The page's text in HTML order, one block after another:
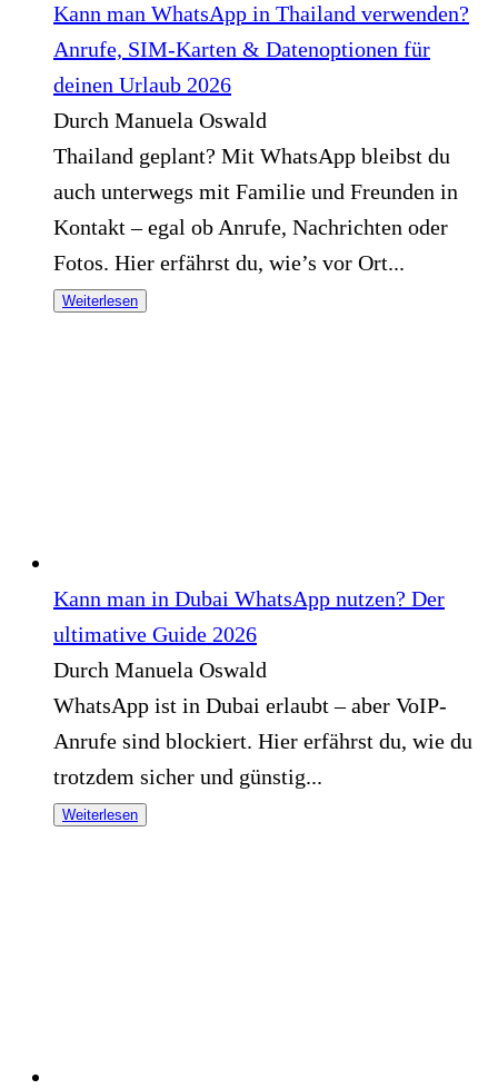
Kann man WhatsApp in Thailand verwenden?
Anrufe, SIM-Karten & Datenoptionen für
deinen Urlaub 2026
Durch Manuela Oswald
Thailand geplant? Mit WhatsApp bleibst du
auch unterwegs mit Familie und Freunden in
Kontakt – egal ob Anrufe, Nachrichten oder
Fotos. Hier erfährst du, wie’s vor Ort...
Weiterlesen
Kann man in Dubai WhatsApp nutzen? Der
ultimative Guide 2026
Durch Manuela Oswald
WhatsApp ist in Dubai erlaubt – aber VoIP-
Anrufe sind blockiert. Hier erfährst du, wie du
trotzdem sicher und günstig...
Weiterlesen